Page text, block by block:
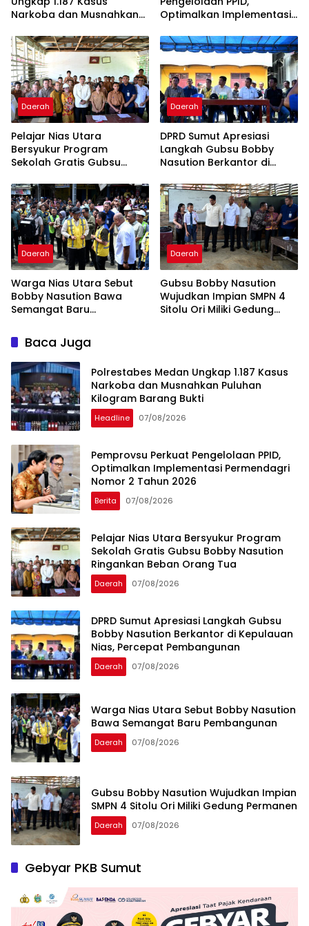
Narkoba dan Musnahkan
Bukti
Optimalkan Implementasi
Tahun 2026
Daerah
Pelajar Nias Utara
Bersyukur Program
Sekolah Gratis Gubsu
Beban Orang Tua
Daerah
DPRD Sumut Apresiasi
Langkah Gubsu Bobby
Nasution Berkantor di
Pembangunan
Daerah
Warga Nias Utara Sebut
Bobby Nasution Bawa
Semangat Baru
Daerah
Gubsu Bobby Nasution
Wujudkan Impian SMPN 4
Sitolu Ori Miliki Gedung
Baca Juga
Polrestabes Medan Ungkap 1.187 Kasus
Narkoba dan Musnahkan Puluhan
Kilogram Barang Bukti
Headline 07/08/2026
Pemprovsu Perkuat Pengelolaan PPID,
Optimalkan Implementasi Permendagri
Nomor 2 Tahun 2026
Berita 07/08/2026
Pelajar Nias Utara Bersyukur Program
Sekolah Gratis Gubsu Bobby Nasution
Ringankan Beban Orang Tua
Daerah 07/08/2026
DPRD Sumut Apresiasi Langkah Gubsu
Bobby Nasution Berkantor di Kepulauan
Nias, Percepat Pembangunan
Daerah 07/08/2026
Warga Nias Utara Sebut Bobby Nasution
Bawa Semangat Baru Pembangunan
Daerah 07/08/2026
Gubsu Bobby Nasution Wujudkan Impian
SMPN 4 Sitolu Ori Miliki Gedung Permanen
Daerah 07/08/2026
Gebyar PKB Sumut